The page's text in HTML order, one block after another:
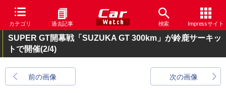
カテゴリ 過去記事 検索 Impressサイト
SUPER GT開幕戦「SUZUKA GT 300km」が鈴鹿サーキッ
トで開催(2/4)
前の画像 次の画像